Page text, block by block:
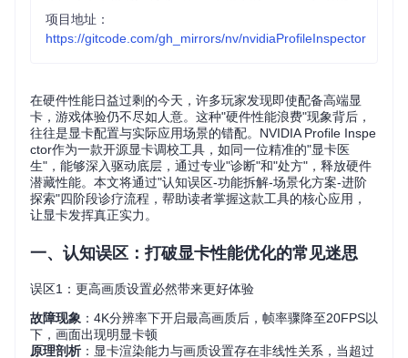
项目地址：
https://gitcode.com/gh_mirrors/nv/nvidiaProfileInspector
在硬件性能日益过剩的今天，许多玩家发现即使配备高端显
卡，游戏体验仍不尽如人意。这种"硬件性能浪费"现象背后，
往往是显卡配置与实际应用场景的错配。NVIDIA Profile Inspe
ctor作为一款开源显卡调校工具，如同一位精准的"显卡医
生"，能够深入驱动底层，通过专业"诊断"和"处方"，释放硬件
潜藏性能。本文将通过"认知误区-功能拆解-场景化方案-进阶
探索"四阶段诊疗流程，帮助读者掌握这款工具的核心应用，
让显卡发挥真正实力。
一、认知误区：打破显卡性能优化的常见迷思
误区1：更高画质设置必然带来更好体验
故障现象 ：4K分辨率下开启最高画质后，帧率骤降至20FPS以
下，画面出现明显卡顿
原理剖析：显卡渲染能力与画质设置存在非线性关系，当超过